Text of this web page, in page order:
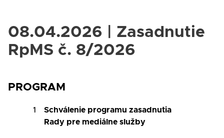
08.04.2026 | Zasadnutie
RpMS č. 8/2026
PROGRAM
1
Schválenie programu zasadnutia
Rady pre mediálne služby